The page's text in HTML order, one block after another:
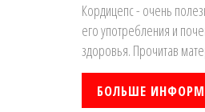
Кордицепс - очень
его употребления и
здоровья. Прочитав
БОЛЬШЕ